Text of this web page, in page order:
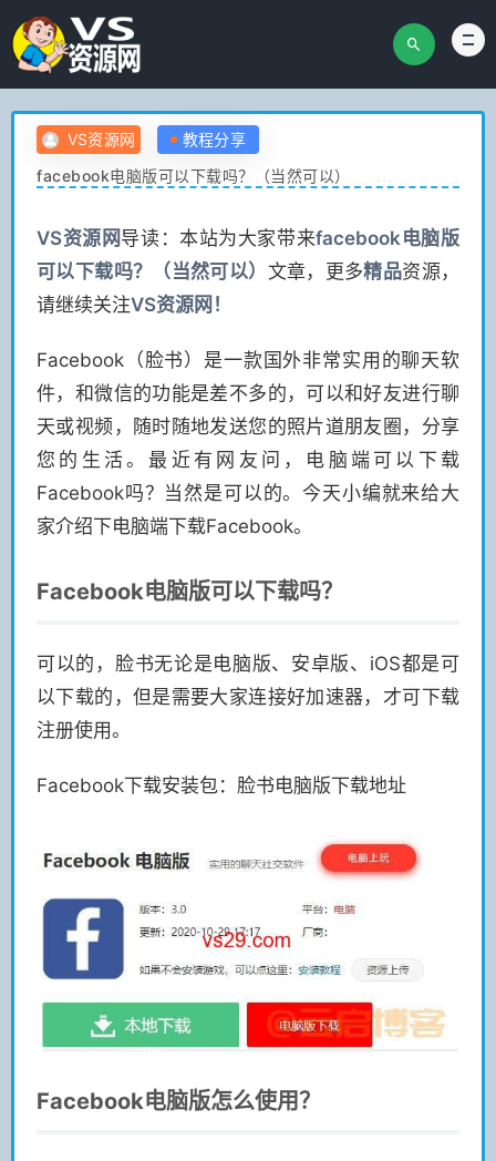
VS资源网
教程分享
facebook电脑版可以下载吗？（当然可以）
VS资源网 导读：本站为大家带来facebook电脑版
可以下载吗？（当然可以） 文章，更多精品资源，
请继续关注VS资源网！
Facebook（脸书）是一款国外非常实用的聊天软
件，和微信的功能是差不多的，可以和好友进行聊
天或视频，随时随地发送您的照片道朋友圈，分享
您的生活。最近有网友问，电脑端可以下载
Facebook吗？当然是可以的。今天小编就来给大
家介绍下电脑端下载Facebook。
Facebook电脑版可以下载吗？
可以的，脸书无论是电脑版、安卓版、iOS都是可
以下载的，但是需要大家连接好加速器，才可下载
注册使用。
Facebook下载安装包：脸书电脑版下载地址
Facebook电脑版怎么使用？